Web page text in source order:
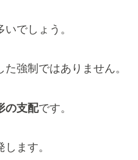
でしょう。
強制ではありません。
の支配です。
ます。